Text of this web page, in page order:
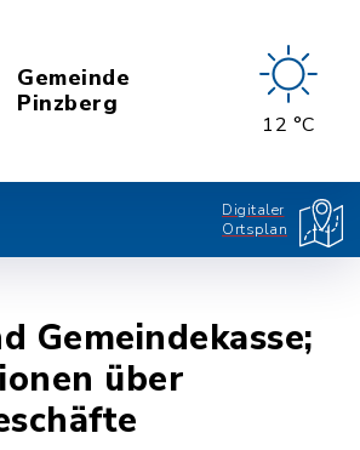
Gemeinde
Pinzberg
12 °C
Digitaler
Ortsplan
Gemeindekasse;
über